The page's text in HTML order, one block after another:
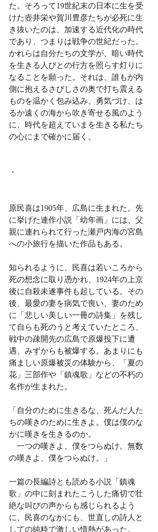
た。そろって19世紀末の日本に生を受
けた壺井栄や賀川豊彦たちが必死に生
き抜いたのは、加速する近代化の時代
であり、つまりは戦争の世紀だった。
かれらは自分たちの文学が、暗い時代
を生きる人びとの行方を照らす灯りに
なることを願った。それは、誰もが内
側に抱えるさびしさの奥で打ち震える
ものを温かく包み込み、勇気づけ、は
るか遠くの海から吹き寄せる風のよう
に、時代を超えていまを生きる私たち
の心にまで確かに届く。
・
原民喜は1905年、広島に生まれた。先
に挙げた連作小説「幼年画」には、父
親に連れられて行った瀬戸内海の宮島
への小旅行を描いた作品もある。
知られるように、民喜は若いころから
死の想念に取り憑かれ、1924年の上京
後に自殺未遂事件も起している。その
後、最愛の妻を病気で喪い、妻のため
に「悲しい美しい一冊の詩集」を残し
て自らも死のうと考えていたところ、
戦中の疎開先の広島で原爆投下に遭
遇、みずからも被爆する。あまりにも
痛ましい原爆被災の体験から、「夏の
花」三部作や「鎮魂歌」などの不朽の
名作が生まれた。
「自分のために生きるな、死んだ人た
ちの嘆きのために生きよ。僕は僕のな
かに嘆きを生きるのか。
一つの嘆きよ、僕をつらぬけ。無数
の嘆きよ、僕をつらぬけ。」
一篇の長編詩とも読める小説「鎮魂
歌」の中に刻まれたこうした痛切で壮
絶な叫びの声からも感じられるよう
に、民喜のなかにも、世直しの詩人と
しての純粋で激しい情熱があった。